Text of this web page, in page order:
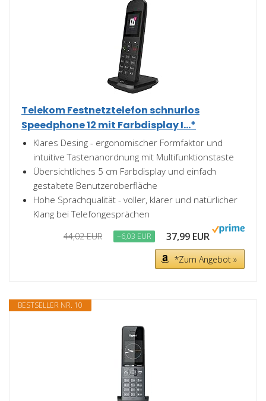
Telekom Festnetztelefon schnurlos
Speedphone 12 mit Farbdisplay I...*
Klares Desing - ergonomischer Formfaktor und
intuitive Tastenanordnung mit Multifunktionstaste
Übersichtliches 5 cm Farbdisplay und einfach
gestaltete Benutzeroberfläche
Hohe Sprachqualität - voller, klarer und natürlicher
Klang bei Telefongesprächen
44,02 EUR −6,03 EUR 37,99 EUR
*Zum Angebot »
BESTSELLER NR. 10